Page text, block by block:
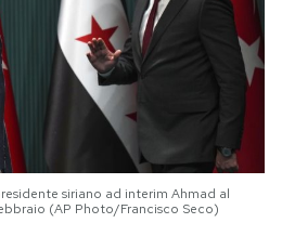
siriano ad interim Ahmad al
(AP Photo/Francisco Seco)